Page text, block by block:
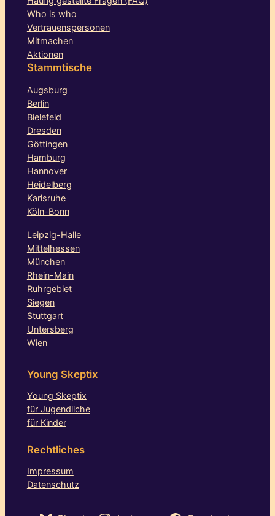
Who is who
Vertrauenspersonen
Mitmachen
Aktionen
Stammtische
Augsburg
Berlin
Bielefeld
Dresden
Göttingen
Hamburg
Hannover
Heidelberg
Karlsruhe
Köln-Bonn
Leipzig-Halle
Mittelhessen
München
Rhein-Main
Ruhrgebiet
Siegen
Stuttgart
Untersberg
Wien
Young Skeptix
Young Skeptix
für Jugendliche
für Kinder
Rechtliches
Impressum
Datenschutz